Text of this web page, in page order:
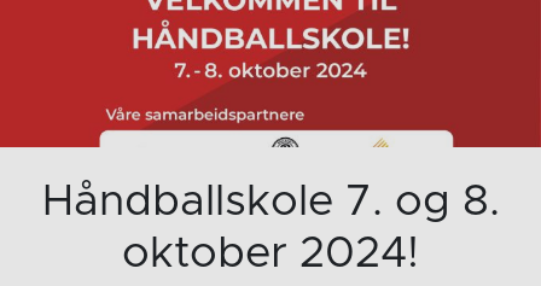
Håndballskole 7. og 8.
oktober 2024!